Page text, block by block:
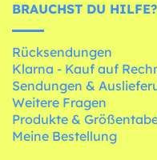
BRAUCHST DU
Rücksendungen
Klarna - Kauf auf
Sendungen &
Weitere Fragen
Produkte &
Meine Bestellung